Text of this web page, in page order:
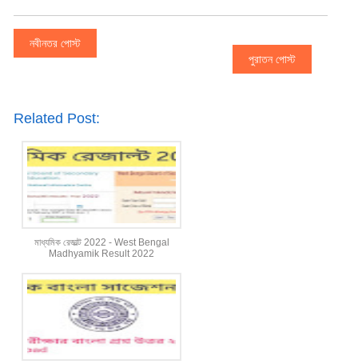
নবীনতর পোস্ট
পুরাতন পোস্ট
Related Post:
মাধ্যমিক রেজাল্ট 2022 - West Bengal
Madhyamik Result 2022